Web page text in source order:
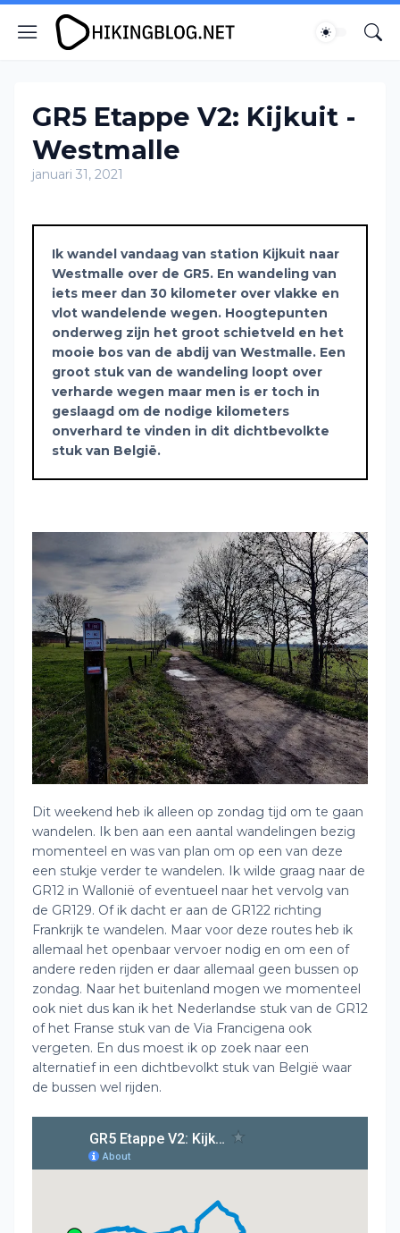
GR5 Etappe V2: Kijkuit -
Westmalle
januari 31, 2021
Ik wandel vandaag van station Kijkuit naar
Westmalle over de GR5. En wandeling van
iets meer dan 30 kilometer over vlakke en
vlot wandelende wegen. Hoogtepunten
onderweg zijn het groot schietveld en het
mooie bos van de abdij van Westmalle. Een
groot stuk van de wandeling loopt over
verharde wegen maar men is er toch in
geslaagd om de nodige kilometers
onverhard te vinden in dit dichtbevolkte
stuk van België.
Dit weekend heb ik alleen op zondag tijd om te gaan
wandelen. Ik ben aan een aantal wandelingen bezig
momenteel en was van plan om op een van deze
een stukje verder te wandelen. Ik wilde graag naar de
GR12 in Wallonië of eventueel naar het vervolg van
de GR129. Of ik dacht er aan de GR122 richting
Frankrijk te wandelen. Maar voor deze routes heb ik
allemaal het openbaar vervoer nodig en om een of
andere reden rijden er daar allemaal geen bussen op
zondag. Naar het buitenland mogen we momenteel
ook niet dus kan ik het Nederlandse stuk van de GR12
of het Franse stuk van de Via Francigena ook
vergeten. En dus moest ik op zoek naar een
alternatief in een dichtbevolkt stuk van België waar
de bussen wel rijden.